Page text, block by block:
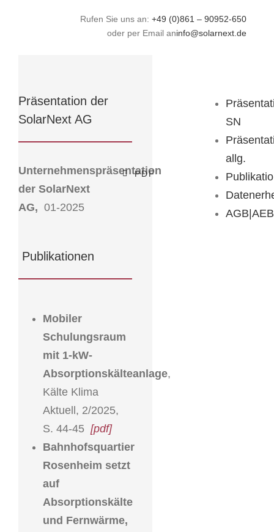
Rufen Sie uns an:+49 (0)861 – 90952-650
oder per Email aninfo@solarnext.de
Präsentation der
SolarNext AG
Unternehmenspräsentation
der SolarNext
AG, 01-2025
PDF
Publikationen
Mobiler
Schulungsraum
mit 1-kW-
Absorptionskälteanlage,
Kälte Klima
Aktuell, 2/2025,
S. 44-45 [pdf]
Bahnhofsquartier
Rosenheim setzt
auf
Absorptionskälte
und Fernwärme,
SN
allg.